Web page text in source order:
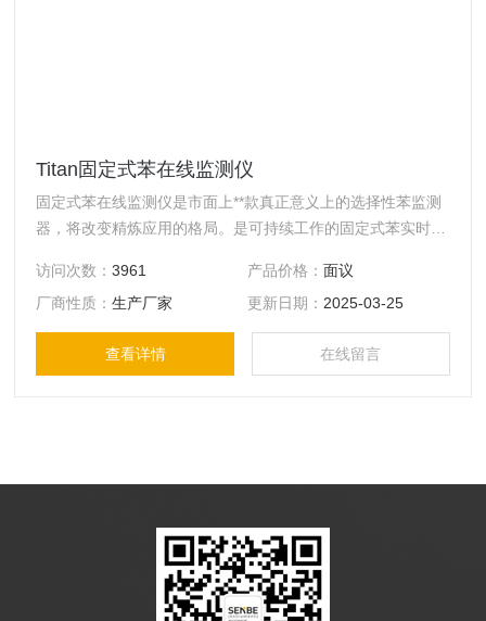
Titan固定式苯在线监测仪
固定式苯在线监测仪是市面上**款真正意义上的选择性苯监测
器，将改变精炼应用的格局。是可持续工作的固定式苯实时监
的设备。
访问次数：3961 产品价格： 面议
厂商性质：生产厂家 更新日期： 2025-03-25
查看详情 在线留言